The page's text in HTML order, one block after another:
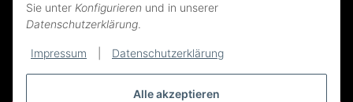
Alle akzeptieren
Sie unter Konfigurieren und in unserer
Datenschutzerklärung.
Impressum Datenschutzerklärung
Datenschutzerklärung
Erklärung zur Barrierefreiheit
Bildnachweise